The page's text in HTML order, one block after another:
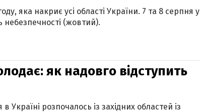
яка накриє усі області України. 7 та 8 серпня у
небезпечності (жовтий).
як надовго відступить
розпочалось із західних областей із